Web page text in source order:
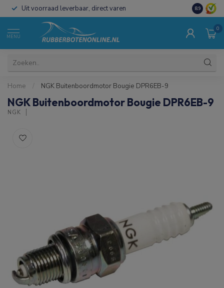
Uit voorraad leverbaar, direct varen Al 15 jaar
8.9
MENU
0
Home / NGK Buitenboordmotor Bougie DPR6EB-9
NGK Buitenboordmotor Bougie DPR6EB-9
NGK